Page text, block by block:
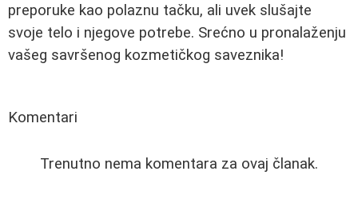
preporuke kao polaznu tačku, ali uvek slušajte
svoje telo i njegove potrebe. Srećno u pronalaženju
vašeg savršenog kozmetičkog saveznika!
Komentari
Trenutno nema komentara za ovaj članak.